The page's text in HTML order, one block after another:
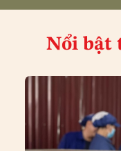
Nổi bật